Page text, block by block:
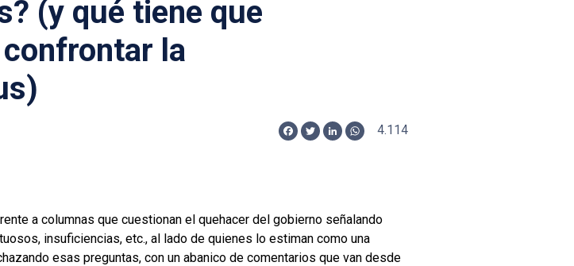
(y qué tiene que
la
Facebook
TwitterLinkedInWhatsApp
4.114
a columnas que cuestionan el quehacer del gobierno señalando
insuficiencias, etc., al lado de quienes lo estiman como una
esas preguntas, con un abanico de comentarios que van desde